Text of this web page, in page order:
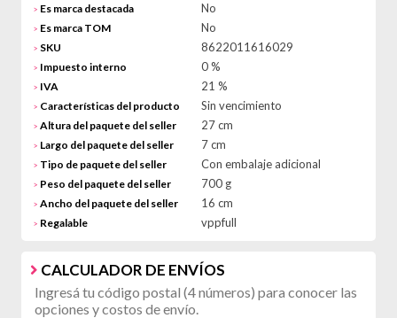
> Es marca destacada No
> Es marca TOM No
> SKU 8622011616029
> Impuesto interno 0 %
> IVA 21 %
> Características del producto Sin vencimiento
> Altura del paquete del seller 27 cm
> Largo del paquete del seller 7 cm
> Tipo de paquete del seller Con embalaje adicional
> Peso del paquete del seller 700 g
> Ancho del paquete del seller 16 cm
> Regalable vppfull
CALCULADOR DE ENVÍOS
Ingresá tu código postal (4 números) para conocer las
opciones y costos de envío.